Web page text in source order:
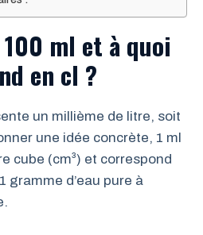
100 ml et à quoi
en cl ?
un millième de litre, soit
une idée concrète, 1 ml
cube (cm³) et correspond
gramme d’eau pure à